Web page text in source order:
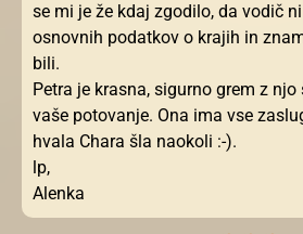
se mi je že kdaj zgodilo, da vodič
osnovnih podatkov o krajih in
bili.
Petra je krasna, sigurno grem z
vaše potovanje. Ona ima vse
hvala Chara šla naokoli :-).
lp,
Alenka